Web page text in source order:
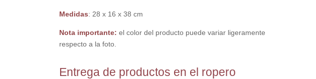
Medidas: 28 x 16 x 38 cm
Nota importante: el color del producto puede variar ligeramente
respecto a la foto.
Entrega de productos en el ropero